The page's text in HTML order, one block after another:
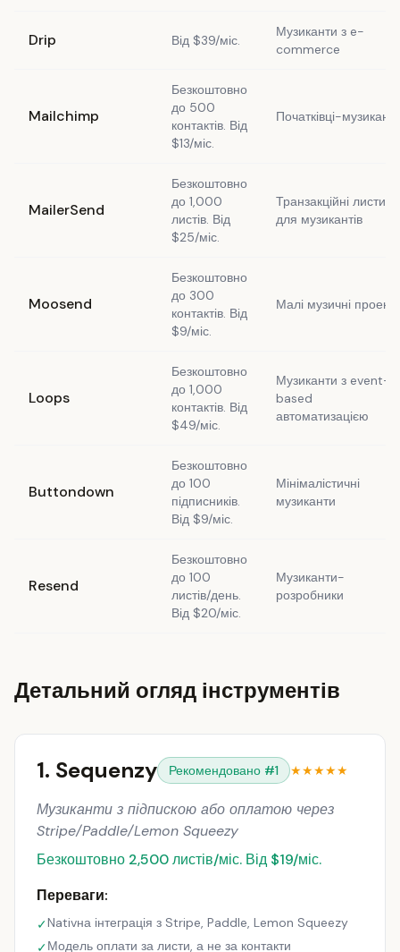
Drip Від $39/міс.
Музиканти з e-
commerce
Mailchimp
Безкоштовно
до 500
контактів. Від
$13/міс.
Початківці-
MailerSend
Безкоштовно
до 1,000
листів. Від
$25/міс.
Транзакційні листи
для музикантів
Moosend
Безкоштовно
до 300
контактів. Від
$9/міс.
Малі музичні проекти
Loops
Безкоштовно
до 1,000
контактів. Від
$49/міс.
Музиканти з event-
based
автоматизацією
Buttondown
Безкоштовно
до 100
підписників.
Від $9/міс.
Мінімалістичні
музиканти
Resend
Безкоштовно
до 100
листів/день.
Від $20/міс.
Музиканти-
розробники
Детальний огляд інструментів
1. Sequenzy Рекомендовано #1 ★★★★★
Музиканти з підпискою або оплатою через
Stripe/Paddle/Lemon Squeezy
Безкоштовно 2,500 листів/міс. Від $19/міс.
Переваги:
✓Nativна інтеграція з Stripe, Paddle, Lemon Squeezy
✓Модель оплати за листи, а не за контакти